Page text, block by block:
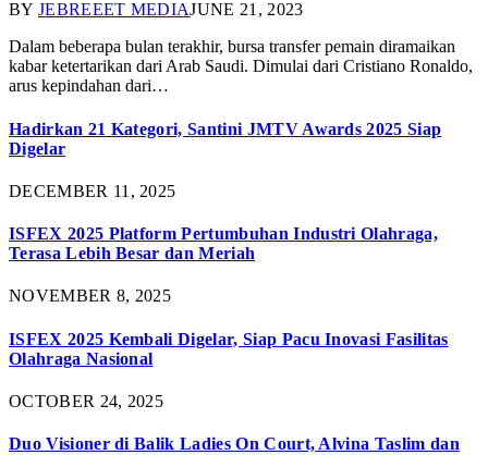
BY JEBREEET MEDIAJUNE 21, 2023
Dalam beberapa bulan terakhir, bursa transfer pemain diramaikan
kabar ketertarikan dari Arab Saudi. Dimulai dari Cristiano Ronaldo,
arus kepindahan dari…
Hadirkan 21 Kategori, Santini JMTV Awards 2025 Siap
Digelar
DECEMBER 11, 2025
ISFEX 2025 Platform Pertumbuhan Industri Olahraga,
Terasa Lebih Besar dan Meriah
NOVEMBER 8, 2025
ISFEX 2025 Kembali Digelar, Siap Pacu Inovasi Fasilitas
Olahraga Nasional
OCTOBER 24, 2025
Duo Visioner di Balik Ladies On Court, Alvina Taslim dan